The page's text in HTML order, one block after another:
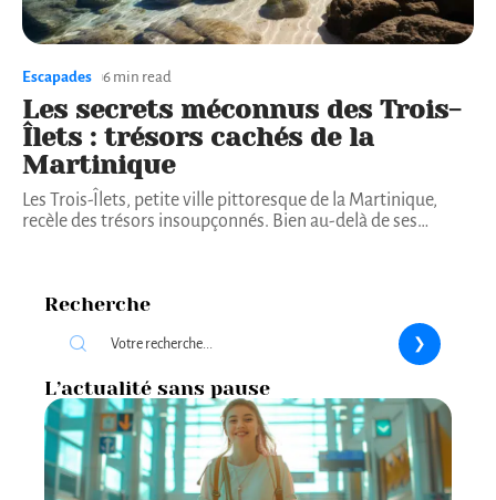
Escapades 6 min read
Les secrets méconnus des Trois-
Îlets : trésors cachés de la
Martinique
Les Trois-Îlets, petite ville pittoresque de la Martinique,
recèle des trésors insoupçonnés. Bien au-delà de ses…
Recherche
L’actualité sans pause